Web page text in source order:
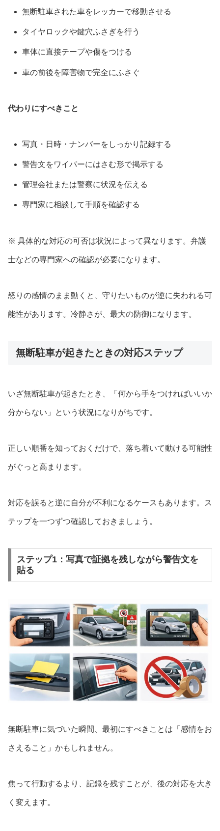
無断駐車された車をレッカーで移動させる
タイヤロックや鍵穴ふさぎを行う
車体に直接テープや傷をつける
車の前後を障害物で完全にふさぐ
代わりにすべきこと
写真・日時・ナンバーをしっかり記録する
警告文をワイパーにはさむ形で掲示する
管理会社または警察に状況を伝える
専門家に相談して手順を確認する
※ 具体的な対応の可否は状況によって異なります。弁護
士などの専門家への確認が必要になります。
怒りの感情のまま動くと、守りたいものが逆に失われる可
能性があります。冷静さが、最大の防御になります。
無断駐車が起きたときの対応ステップ
いざ無断駐車が起きたとき、「何から手をつければいいか
分からない」という状況になりがちです。
正しい順番を知っておくだけで、落ち着いて動ける可能性
がぐっと高まります。
対応を誤ると逆に自分が不利になるケースもあります。ス
テップを一つずつ確認しておきましょう。
ステップ1：写真で証拠を残しながら警告文を
貼る
無断駐車に気づいた瞬間、最初にすべきことは「感情をお
さえること」かもしれません。
焦って行動するより、記録を残すことが、後の対応を大き
く変えます。